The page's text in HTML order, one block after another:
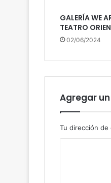
GALERÍA WE
TEATRO
02/06/2024
Agregar
Tu dirección